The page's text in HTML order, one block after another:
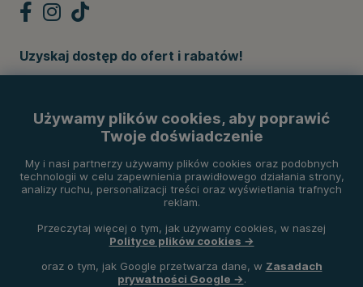
Uzyskaj dostęp do ofert i rabatów!
Używamy plików cookies, aby poprawić
Twoje doświadczenie
My i nasi partnerzy używamy plików cookies oraz podobnych
technologii w celu zapewnienia prawidłowego działania strony,
analizy ruchu, personalizacji treści oraz wyświetlania trafnych
reklam.
Przeczytaj więcej o tym, jak używamy cookies, w naszej
Polityce plików cookies →
oraz o tym, jak Google przetwarza dane, w Zasadach
prywatności Google →.